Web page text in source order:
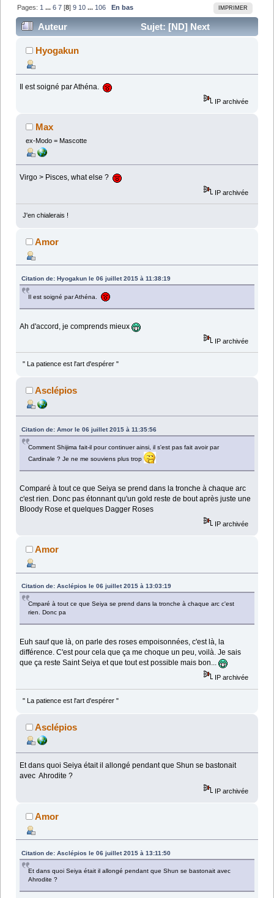
IMPRIMER
Pages: 1 ...6 7 [8]9 10 ... 106 En bas
Auteur
Sujet: [ND] Next
Dimension - Tome 10 (Lu 646695 fois)
Hyogakun
Il est soigné par Athéna.
IP archivée
Max
ex-Modo = Mascotte
Virgo > Pisces, what else ?
IP archivée
J'en chialerais !
Amor
Citation de: Hyogakun le 06 juillet 2015 à 11:38:19
Il est soigné par Athéna.
Ah d'accord, je comprends mieux
IP archivée
" La patience est l'art d'espérer "
Asclépios
Citation de: Amor le 06 juillet 2015 à 11:35:56
Comment Shijima fait-il pour continuer ainsi, il s'est pas fait avoir par
Cardinale ? Je ne me souviens plus trop
Comparé à tout ce que Seiya se prend dans la tronche à chaque arc
c'est rien. Donc pas étonnant qu'un gold reste de bout après juste une
Bloody Rose et quelques Dagger Roses
IP archivée
Amor
Citation de: Asclépios le 06 juillet 2015 à 13:03:19
Cmparé à tout ce que Seiya se prend dans la tronche à chaque arc c'est
rien. Donc pa
Euh sauf que là, on parle des roses empoisonnées, c'est là, la
différence. C'est pour cela que ça me choque un peu, voilà. Je sais
que ça reste Saint Seiya et que tout est possible mais bon...
IP archivée
" La patience est l'art d'espérer "
Asclépios
Et dans quoi Seiya était il allongé pendant que Shun se bastonait
avec Ahrodite ?
IP archivée
Amor
Citation de: Asclépios le 06 juillet 2015 à 13:11:50
Et dans quoi Seiya était il allongé pendant que Shun se bastonait avec
Ahrodite ?